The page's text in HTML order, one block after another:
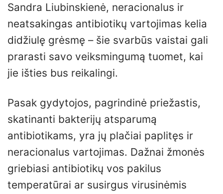
Sandra Liubinskienė, neracionalus ir
neatsakingas antibiotikų vartojimas kelia
didžiulę grėsmę – šie svarbūs vaistai gali
prarasti savo veiksmingumą tuomet, kai
jie išties bus reikalingi.
Pasak gydytojos, pagrindinė priežastis,
skatinanti bakterijų atsparumą
antibiotikams, yra jų plačiai paplitęs ir
neracionalus vartojimas. Dažnai žmonės
griebiasi antibiotikų vos pakilus
temperatūrai ar susirgus virusinėmis